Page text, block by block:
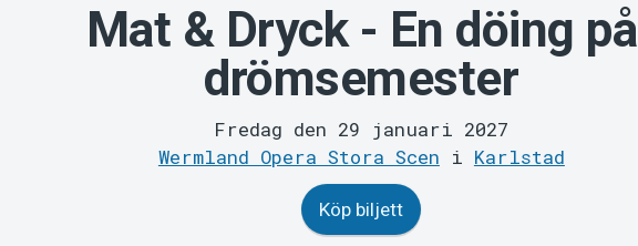
Mat & Dryck - En döing på
drömsemester
Fredag den 29 januari 2027
Wermland Opera Stora Scen i Karlstad
Köp biljett